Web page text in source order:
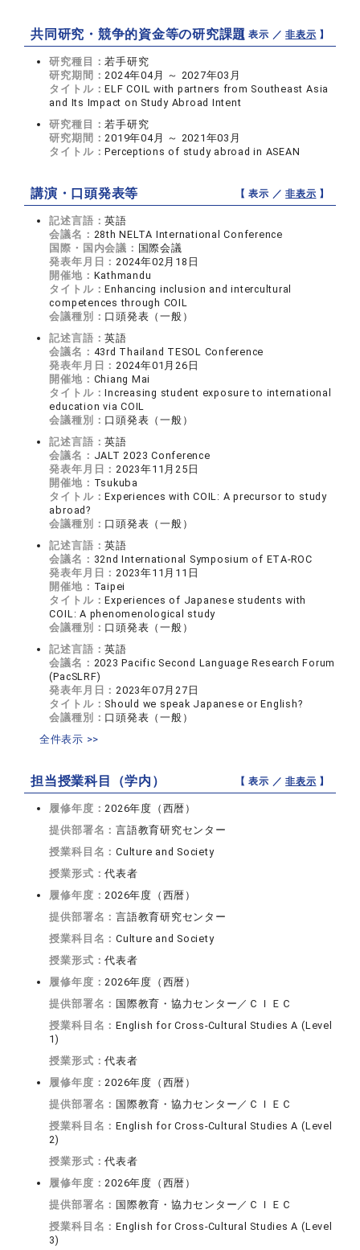
共同研究・競争的資金等の研究課題【 表示 ／非表示 】
研究種目：若手研究
研究期間：2024年04月 ～ 2027年03月
タイトル：ELF COIL with partners from Southeast Asia
and Its Impact on Study Abroad Intent
研究種目：若手研究
研究期間：2019年04月 ～ 2021年03月
タイトル：Perceptions of study abroad in ASEAN
講演・口頭発表等 【 表示 ／非表示 】
記述言語：英語
会議名： 28th NELTA International Conference
国際・国内会議： 国際会議
発表年月日：2024年02月18日
開催地： Kathmandu
タイトル：Enhancing inclusion and intercultural
competences through COIL
会議種別： 口頭発表（一般）
記述言語：英語
会議名： 43rd Thailand TESOL Conference
発表年月日：2024年01月26日
開催地： Chiang Mai
タイトル：Increasing student exposure to international
education via COIL
会議種別： 口頭発表（一般）
記述言語：英語
会議名： JALT 2023 Conference
発表年月日：2023年11月25日
開催地： Tsukuba
タイトル：Experiences with COIL: A precursor to study
abroad?
会議種別： 口頭発表（一般）
記述言語：英語
会議名： 32nd International Symposium of ETA-ROC
発表年月日：2023年11月11日
開催地： Taipei
タイトル：Experiences of Japanese students with
COIL: A phenomenological study
会議種別： 口頭発表（一般）
記述言語：英語
会議名： 2023 Pacific Second Language Research Forum
(PacSLRF)
発表年月日：2023年07月27日
タイトル： Should we speak Japanese or English?
会議種別： 口頭発表（一般）
全件表示 >>
担当授業科目（学内） 【 表示 ／非表示 】
履修年度：2026年度（西暦）
提供部署名：言語教育研究センター
授業科目名：Culture and Society
授業形式：代表者
履修年度：2026年度（西暦）
提供部署名：言語教育研究センター
授業科目名：Culture and Society
授業形式：代表者
履修年度：2026年度（西暦）
提供部署名： 国際教育・協力センター／ＣＩＥＣ
授業科目名：English for Cross-Cultural Studies A (Level
1)
授業形式：代表者
履修年度：2026年度（西暦）
提供部署名： 国際教育・協力センター／ＣＩＥＣ
授業科目名：English for Cross-Cultural Studies A (Level
2)
授業形式：代表者
履修年度：2026年度（西暦）
提供部署名： 国際教育・協力センター／ＣＩＥＣ
授業科目名：English for Cross-Cultural Studies A (Level
3)